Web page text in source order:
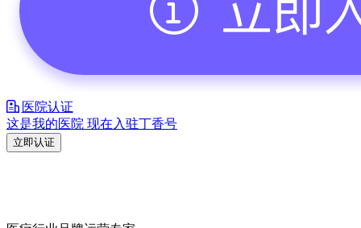
医院认证
这是我的医院 现在入驻丁香号
立即认证